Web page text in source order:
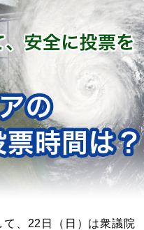
、22日（日）は衆議院